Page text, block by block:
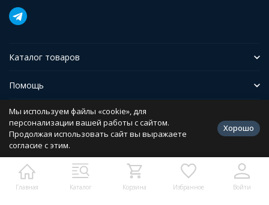
Главная Каталог Корзина Избранное Войти
Каталог товаров
Помощь
Иформация
Политика персональных данных
Разработано в
bodysite.ru
Мы используем файлы «cookie», для
персонализации вашей работы с сайтом.
Продолжая использовать сайт вы выражаете
согласие с этим.
Хорошо